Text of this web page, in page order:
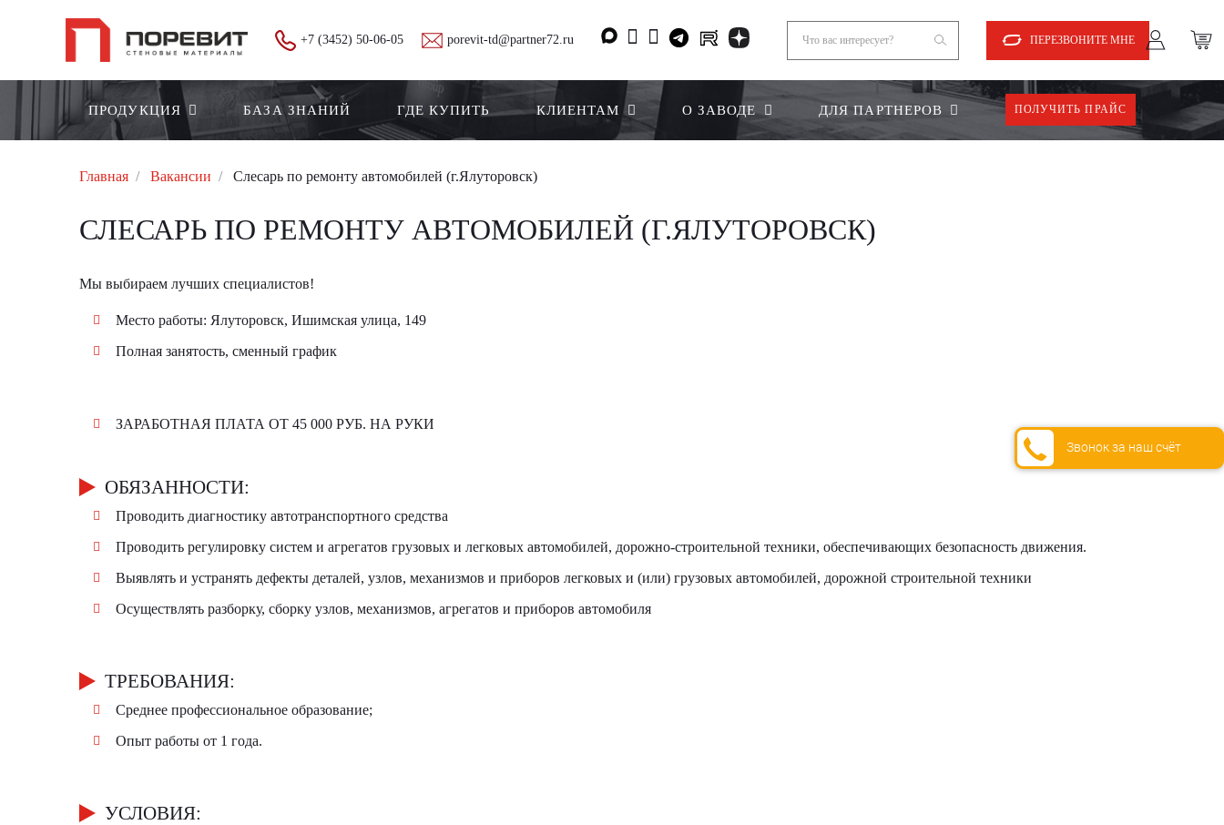
+7 (3452) 50-06-05 porevit-td@partner72.ru ПЕРЕЗВОНИТЕ МНЕ
ПРОДУКЦИЯ БАЗА ЗНАНИЙ ГДЕ КУПИТЬ КЛИЕНТАМ О ЗАВОДЕ ДЛЯ ПАРТНЕРОВ ПОЛУЧИТЬ ПРАЙС
Главная Вакансии Слесарь по ремонту автомобилей (г.Ялуторовск)
СЛЕСАРЬ ПО РЕМОНТУ АВТОМОБИЛЕЙ (Г.ЯЛУТОРОВСК)
Мы выбираем лучших специалистов!
Место работы: Ялуторовск, Ишимская улица, 149
Полная занятость, сменный график
ЗАРАБОТНАЯ ПЛАТА ОТ 45 000 РУБ. НА РУКИ
ОБЯЗАННОСТИ:
Проводить диагностику автотранспортного средства
Проводить регулировку систем и агрегатов грузовых и легковых автомобилей, дорожно-строительной техники, обеспечивающих безопасность движения.
Выявлять и устранять дефекты деталей, узлов, механизмов и приборов легковых и (или) грузовых автомобилей, дорожной строительной техники
Осуществлять разборку, сборку узлов, механизмов, агрегатов и приборов автомобиля
ТРЕБОВАНИЯ:
Среднее профессиональное образование;
Опыт работы от 1 года.
УСЛОВИЯ:
Звонок за наш счёт